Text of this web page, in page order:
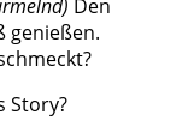
Den
genießen.
Story?